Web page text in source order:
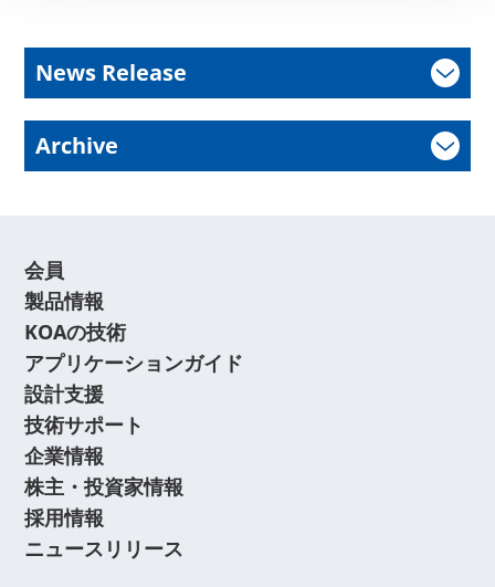
News Release
Archive
会員
製品情報
KOAの技術
アプリケーションガイド
設計支援
技術サポート
企業情報
株主・投資家情報
採用情報
ニュースリリース